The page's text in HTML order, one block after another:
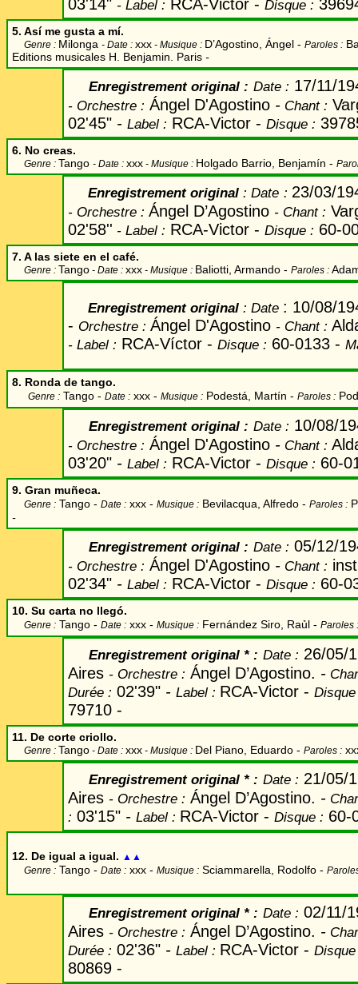
03'14" - Label : RCA-Victor - Disque :
5. Así me gusta a mí.
Genre : Milonga - Date : xxx - Musique : D’Agostino, Ángel - Paroles :
Editions musicales H. Benjamin. Paris -
Enregistrement original : Date : 17/11/
- Orchestre : Ángel D'Agostino - Chant:
02'45" - Label : RCA-Victor - Disque :
6. No creas.
Genre : Tango - Date : xxx - Musique : Holgado Barrio, Benjamín -
Enregistrement original : Date : 23/03/
- Orchestre : Ángel D’Agostino - Chant:
02'58'' - Label : RCA-Victor - Disque : 60-
7. A las siete en el café.
Genre : Tango - Date : xxx - Musique : Baliotti, Armando - Paroles :
Enregistrement original : Date : 10/08/
- Orchestre : Ángel D'Agostino - Chant:
- Label : RCA-Víctor - Disque : 60-0133 -
8. Ronda de tango.
Genre : Tango - Date : xxx - Musique : Podestá, Martín - Paroles :
Enregistrement original : Date : 10/08/
- Orchestre : Ángel D'Agostino - Chant:
03'20" - Label : RCA-Victor - Disque : 60-
9. Gran muñeca.
Genre : Tango - Date : xxx - Musique : Bevilacqua, Alfredo - Paroles :
-
Enregistrement original : Date : 05/12/
- Orchestre : Ángel D'Agostino - Chant:
02'34" - Label : RCA-Victor - Disque : 60-
10. Su carta no llegó.
Genre : Tango - Date : xxx - Musique : Fernández Siro, Raủl - Paroles :
Enregistrement original * : Date : 26/05/
Aires - Orchestre : Ángel D’Agostino. -
Durée : 02'39" - Label : RCA-Victor -
79710 -
11. De corte criollo.
Genre : Tango - Date : xxx - Musique : Del Piano, Eduardo - Paroles :
Enregistrement original * : Date : 21/05/
Aires - Orchestre : Ángel D’Agostino. -
: 03'15" - Label : RCA-Victor - Disque : 60-
12. De igual a igual. ▲▲
Genre : Tango - Date : xxx - Musique : Sciammarella, Rodolfo -
Enregistrement original * : Date : 02/11/
Aires - Orchestre : Ángel D’Agostino. -
Durée : 02'36" - Label : RCA-Victor -
80869 -